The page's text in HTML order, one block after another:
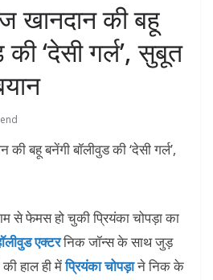
खानदान की बहू
‘देसी गर्ल’, सुबूत
से फेमस हो चुकी प्रियंका चोपड़ा का
एक्टरनिक जॉन्स के साथ जुड़
हाल ही मेंप्रियंका चोपड़ाने निक के